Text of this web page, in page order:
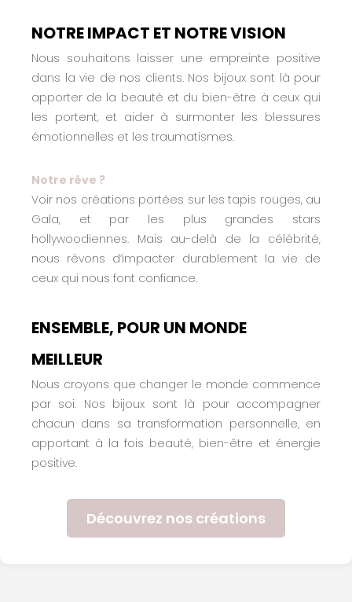
NOTRE IMPACT ET NOTRE VISION
Nous souhaitons laisser une empreinte positive
dans la vie de nos clients. Nos bijoux sont là pour
apporter de la beauté et du bien-être à ceux qui
les portent, et aider à surmonter les blessures
émotionnelles et les traumatismes.
Notre rêve ?
Voir nos créations portées sur les tapis rouges, au
Gala, et par les plus grandes stars
hollywoodiennes. Mais au-delà de la célébrité,
nous rêvons d’impacter durablement la vie de
ceux qui nous font confiance.
ENSEMBLE, POUR UN MONDE
MEILLEUR
Nous croyons que changer le monde commence
par soi. Nos bijoux sont là pour accompagner
chacun dans sa transformation personnelle, en
apportant à la fois beauté, bien-être et énergie
positive.
Découvrez nos créations